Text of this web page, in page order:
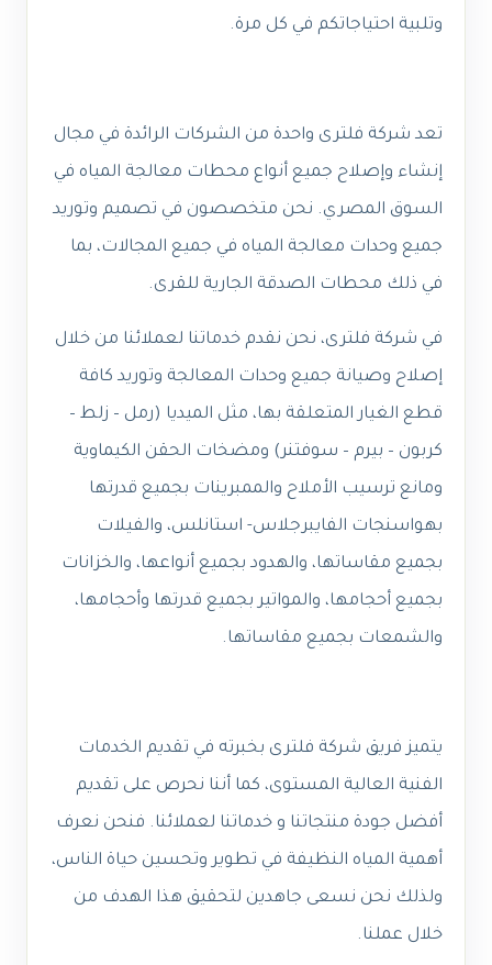
وتلبية احتياجاتكم في كل مرة.
تعد شركة فلترى واحدة من الشركات الرائدة في مجال
إنشاء وإصلاح جميع أنواع محطات معالجة المياه في
السوق المصري. نحن متخصصون في تصميم وتوريد
جميع وحدات معالجة المياه في جميع المجالات، بما
في ذلك محطات الصدقة الجارية للقرى.
في شركة فلترى، نحن نقدم خدماتنا لعملائنا من خلال
إصلاح وصيانة جميع وحدات المعالجة وتوريد كافة
قطع الغيار المتعلقة بها، مثل الميديا (رمل – زلط –
كربون – بيرم – سوفتنر) ومضخات الحقن الكيماوية
ومانع ترسيب الأملاح والممبرينات بجميع قدرتها
بهواسنجات الفايبرجلاس- استانلس، والفيلات
بجميع مقاساتها، والهدود بجميع أنواعها، والخزانات
بجميع أحجامها، والمواتير بجميع قدرتها وأحجامها،
والشمعات بجميع مقاساتها.
يتميز فريق شركة فلترى بخبرته في تقديم الخدمات
الفنية العالية المستوى، كما أننا نحرص على تقديم
أفضل جودة منتجاتنا و خدماتنا لعملائنا. فنحن نعرف
أهمية المياه النظيفة في تطوير وتحسين حياة الناس،
ولذلك نحن نسعى جاهدين لتحقيق هذا الهدف من
خلال عملنا.